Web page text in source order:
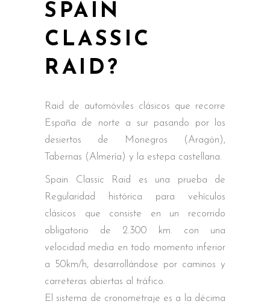
SPAIN
CLASSIC
RAID?
Raid de automóviles clásicos que recorre
España de norte a sur pasando por los
desiertos de Monegros (Aragón),
Tabernas (Almería) y la estepa castellana.
Spain Classic Raid es una prueba de
Regularidad histórica para vehículos
clásicos que consiste en un recorrido
obligatorio de 2.300 km. con una
velocidad media en todo momento inferior
a 50km/h, desarrollándose por caminos y
carreteras abiertas al tráfico.
El sistema de cronometraje es a la décima